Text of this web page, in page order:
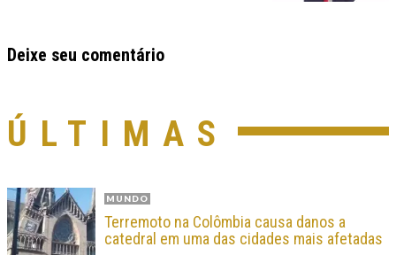
Deixe seu comentário
ÚLTIMAS
MUNDO
Terremoto na Colômbia causa danos a
catedral em uma das cidades mais afetadas